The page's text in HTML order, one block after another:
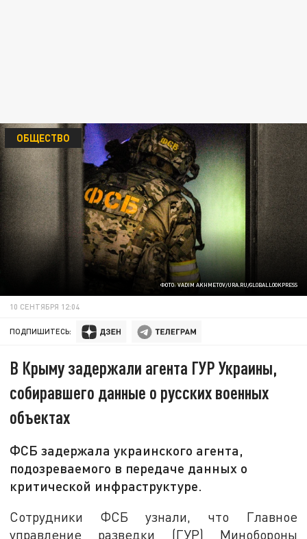
ФОТО: VADIM AKHMETOV/URA.RU/GLOBALLOOKPRESS
ОБЩЕСТВО
10 СЕНТЯБРЯ 12:04
ПОДПИШИТЕСЬ:
В Крыму задержали агента ГУР Украины,
собиравшего данные о русских военных
объектах
ФСБ задержала украинского агента,
подозреваемого в передаче данных о
критической инфраструктуре.
Сотрудники ФСБ узнали, что Главное
управление разведки (ГУР) Минобороны